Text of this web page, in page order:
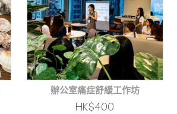
辦公室痛症舒緩工作坊
HK$400